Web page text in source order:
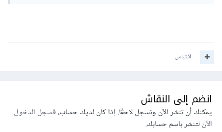
اقتباس
انضم إلى النقاش
يمكنك أن تنشر الآن وتسجل لاحقًا. إذا كان لديك حساب،فسجل الدخول
الآنلتنشر باسم حسابك.